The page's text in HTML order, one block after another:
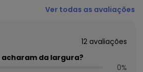
E COM DE MALHAS LTDA / CNPJ
do produto: Lavar à mão.Não
secadora.Secar na sombra.Passar
lavar a seco.
Ver todas as avaliações
12 avaliações
acharam da largura?
0%